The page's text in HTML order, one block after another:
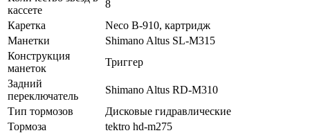
кассете
8
Каретка
Neco B-910, картридж
Манетки
Shimano Altus SL-M315
Конструкция
манеток
Триггер
Задний
переключатель
Shimano Altus RD-M310
Тип тормозов
Дисковые гидравлические
Тормоза
tektro hd-m275